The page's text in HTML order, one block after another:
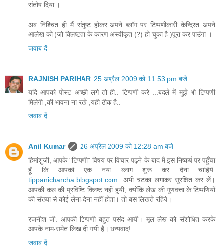
संतोष दिया ।
अब निश्चित ही मैं संतुष्ट होकर अपने ब्लॉग पर टिप्पणीकारी केन्द्रित अपने
आलेख को (जो क्लिष्टता के कारण अस्वीकृत (?) हो चुका है )पूरा कर पाउंगा ।
जवाब दें
RAJNISH PARIHAR 25 अप्रैल 2009 को 11:53 pm बजे
यदि आपको पोस्ट अच्छी लगे तो ही.. टिप्पणी करे ...बदले में मुझे भी टिप्पणी
मिलेगी ,की भावना ना रखे ,यही ठीक है..
जवाब दें
Anil Kumar
26 अप्रैल 2009 को 12:28 am बजे
हिमांशुजी, आपके "टिप्पणी" विषय पर विचार पढ़ने के बाद मैं इस निष्कर्ष पर पहुँचा
हूँ कि आपको एक नया ब्लाग शुरू कर देना चाहिये:
tippanicharcha.blogspot.com . अभी चटका लगाकर सुरक्षित कर लें।
आपकी कल की प्रविष्टि क्लिष्ट नहीं हुयी, क्योंकि लेख की गुणवत्ता के टिप्पणियों
की संख्या से कोई लेना-देना नहीं होता। तो बस लिखते रहिये।
रजनीश जी, आपकी टिप्पणी बहुत पसंद आयी। मूल लेख को संशोधित करके
आपके नाम-समेत लिख दी गयी है। धन्यवाद!
जवाब दें